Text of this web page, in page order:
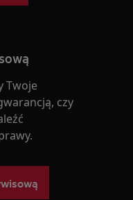
Twoje
czy